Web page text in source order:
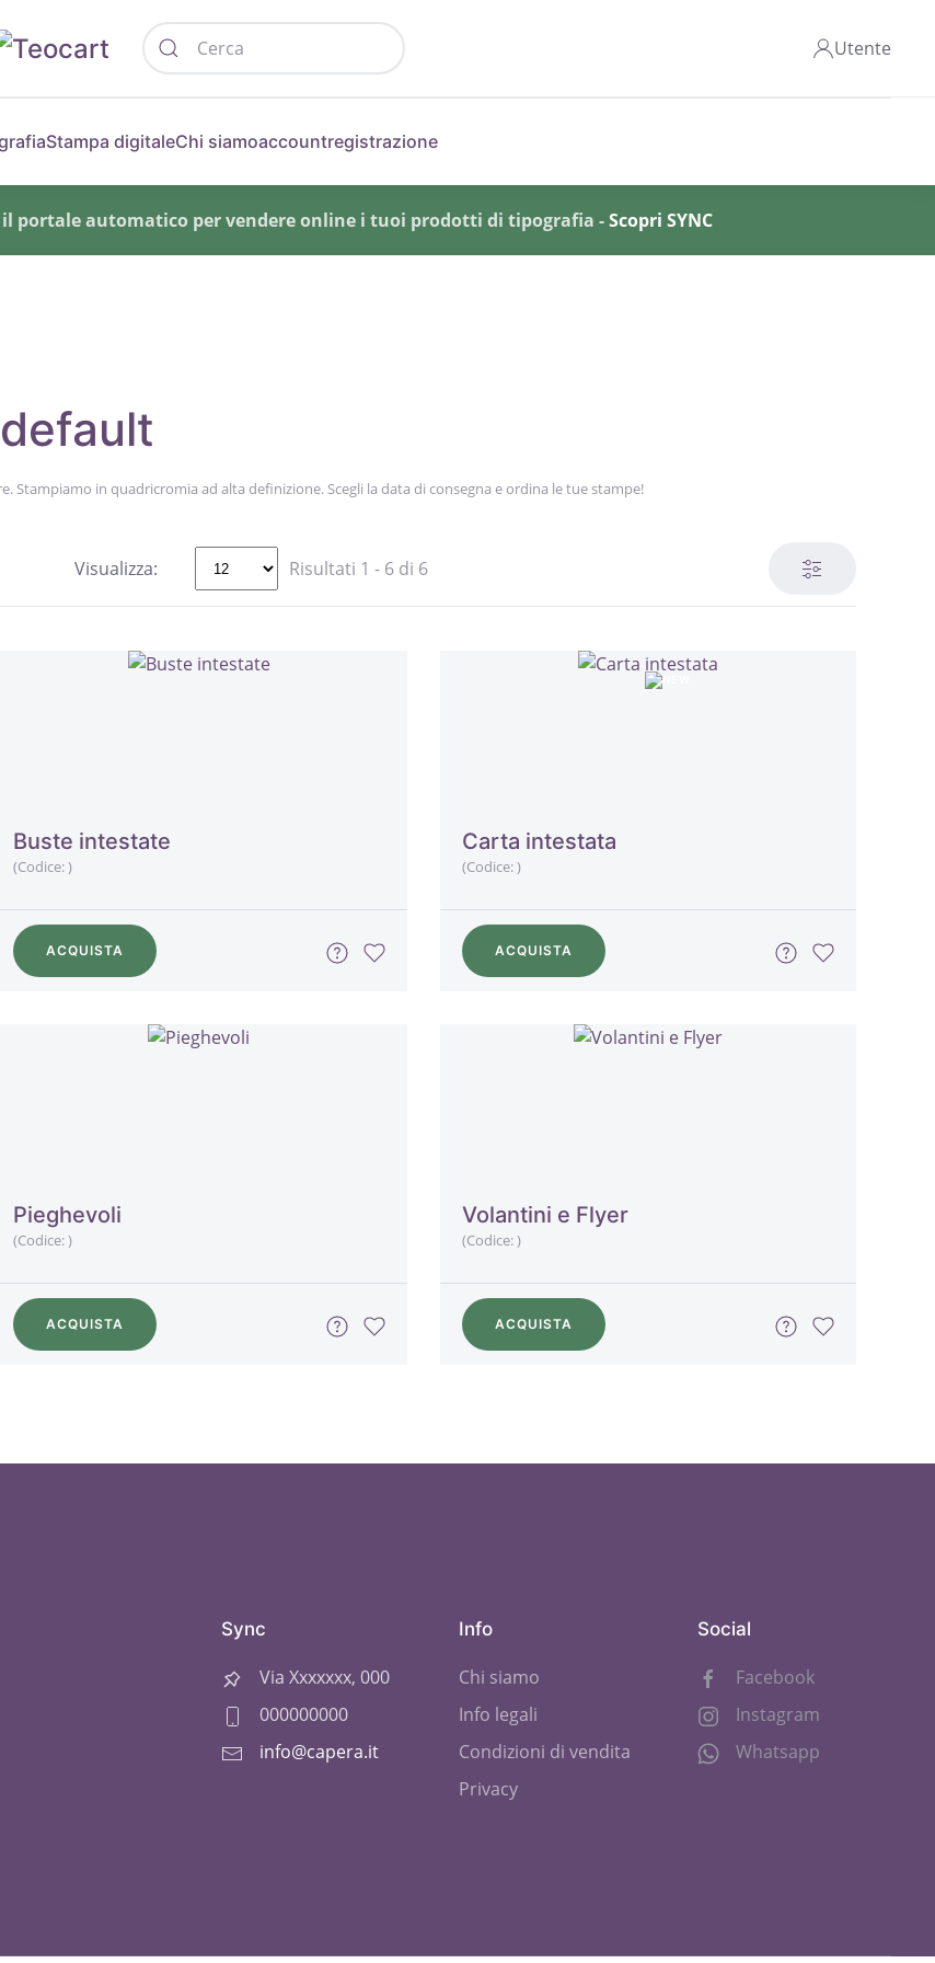
Utente
Stampa digitaleChi siamoaccountregistrazione
il portale automatico per vendere online i tuoi prodotti di tipografia -Scopri SYNC
in quadricromia ad alta definizione. Scegli la data di consegna e ordina le tue stampe!
Visualizza: Risultati 1 - 6 di 6
Buste intestate
(Codice:)
ACQUISTA
Carta intestata
(Codice:)
ACQUISTA
Pieghevoli
(Codice:)
ACQUISTA
Volantini e Flyer
(Codice:)
ACQUISTA
Sync
Via Xxxxxxx, 000
000000000
info@capera.it
Info
Chi siamo
Info legali
Condizioni di vendita
Privacy
Social
Facebook
Instagram
Whatsapp